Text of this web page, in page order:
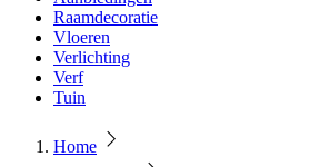
Raamdecoratie
Vloeren
Verlichting
Verf
Tuin
Home